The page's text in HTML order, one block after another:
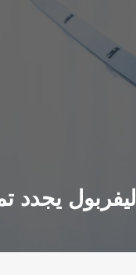
ليفربول يجدد